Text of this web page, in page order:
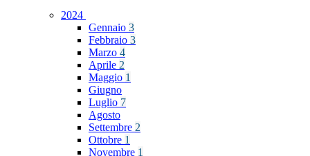
2024
Gennaio 3
Febbraio 3
Marzo 4
Aprile 2
Maggio 1
Giugno
Luglio 7
Agosto
Settembre 2
Ottobre 1
Novembre 1